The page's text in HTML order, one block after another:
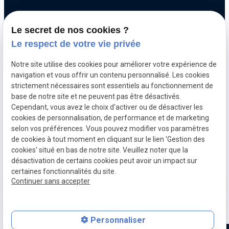
Optimisation automobile
Diagnostic électronique
Echappement inox et titane
Décalaminage hydrogène
Clonage de calculateur moteur
Mentions
légales
Politique de
confidentialité
Gestion
des
cookies
Plan du
site
CGV
Le secret de nos cookies ?
Le respect de votre vie privée
Notre site utilise des cookies pour améliorer votre expérience de
navigation et vous offrir un contenu personnalisé. Les cookies
strictement nécessaires sont essentiels au fonctionnement de
base de notre site et ne peuvent pas être désactivés.
Cependant, vous avez le choix d'activer ou de désactiver les
cookies de personnalisation, de performance et de marketing
selon vos préférences. Vous pouvez modifier vos paramètres
de cookies à tout moment en cliquant sur le lien 'Gestion des
cookies' situé en bas de notre site. Veuillez noter que la
désactivation de certains cookies peut avoir un impact sur
certaines fonctionnalités du site.
Continuer sans accepter
Personnaliser